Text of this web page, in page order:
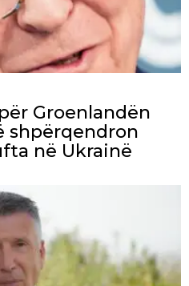
Groenlandën
shpërqendron
në Ukrainë